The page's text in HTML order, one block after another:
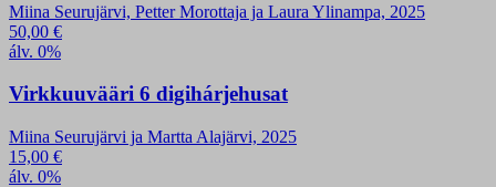
Miina Seurujärvi, Petter Morottaja ja Laura Ylinampa, 2025
50,00 €
álv. 0%
Virkkuuvääri 6 digihárjehusat
Miina Seurujärvi ja Martta Alajärvi, 2025
15,00 €
álv. 0%